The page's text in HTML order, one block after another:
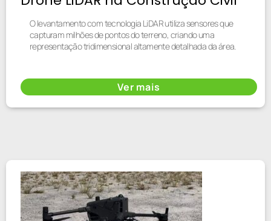
O levantamento com tecnologia LiDAR utiliza sensores que
capturam milhões de pontos do terreno, criando uma
representação tridimensional altamente detalhada da área.
Ver mais